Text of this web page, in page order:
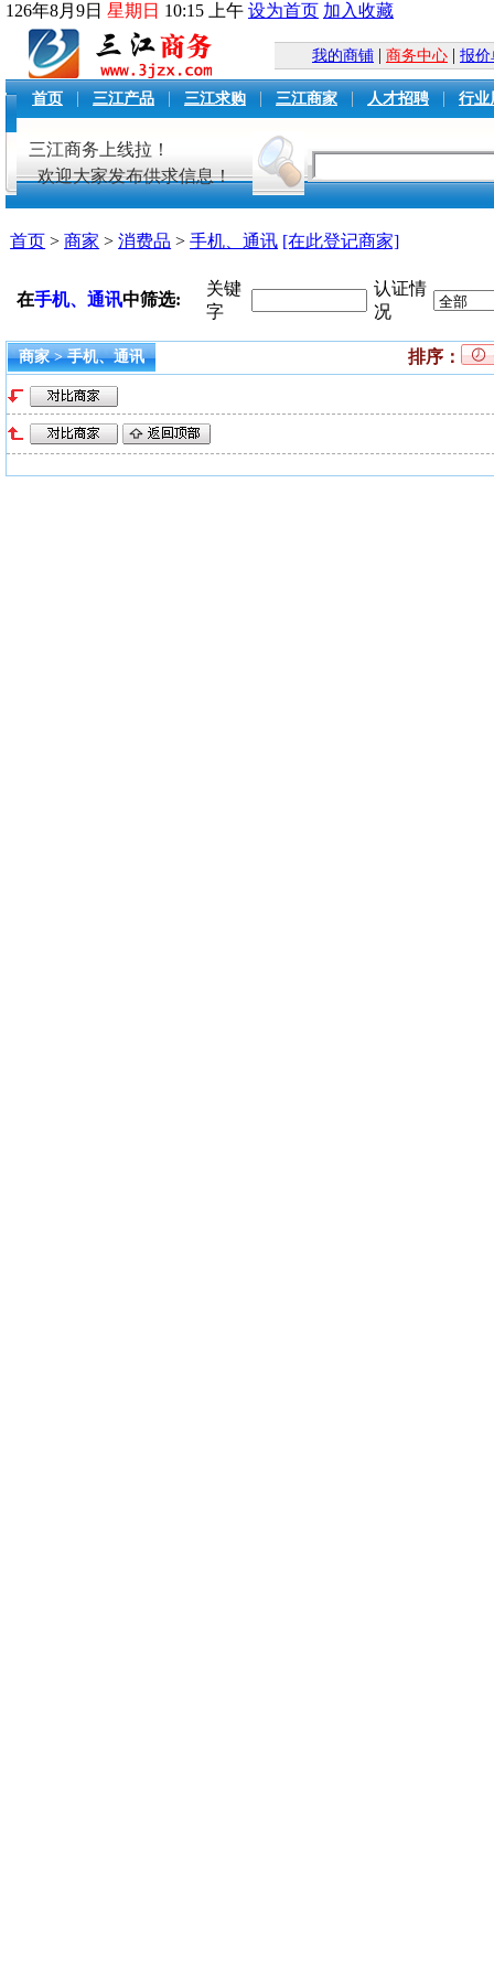
126年8月 9日 星期日 10:15 上午 设为首页 加入收藏
我的商铺 | 商务中心 | 报价
首页 | 三江产品 | 三江求购 | 三江商家 | 人才招聘 | 行业
三江商务上线拉！
欢迎大家发布供求信息！
首页 >商家 >消费品 >手机、通讯 [在此登记商家]
在手机、通讯中筛选:
关键
字
认证情
况
商家 > 手机、通讯 排序：